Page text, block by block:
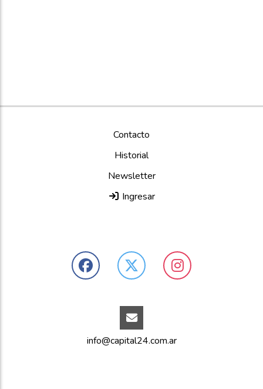
Contacto
Historial
Newsletter
Ingresar
info@capital24.com.ar